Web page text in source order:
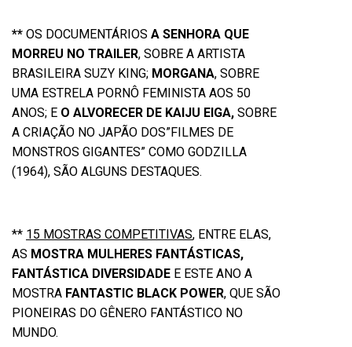
** OS DOCUMENTÁRIOS A SENHORA QUE
MORREU NO TRAILER, SOBRE A ARTISTA
BRASILEIRA SUZY KING; MORGANA, SOBRE
UMA ESTRELA PORNÔ FEMINISTA AOS 50
ANOS; E O ALVORECER DE KAIJU EIGA, SOBRE
A CRIAÇÃO NO JAPÃO DOS”FILMES DE
MONSTROS GIGANTES” COMO GODZILLA
(1964), SÃO ALGUNS DESTAQUES.
** 15 MOSTRAS COMPETITIVAS, ENTRE ELAS,
AS MOSTRA MULHERES FANTÁSTICAS,
FANTÁSTICA DIVERSIDADE E ESTE ANO A
MOSTRA FANTASTIC BLACK POWER, QUE SÃO
PIONEIRAS DO GÊNERO FANTÁSTICO NO
MUNDO.